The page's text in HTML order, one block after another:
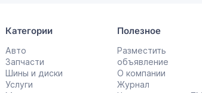
Категории
Авто
Запчасти
Шины и диски
Услуги
Полезное
Разместить
объявление
О компании
Журнал